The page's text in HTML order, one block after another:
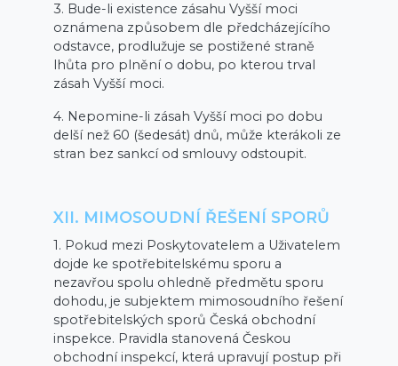
3. Bude-li existence zásahu Vyšší moci
oznámena způsobem dle předcházejícího
odstavce, prodlužuje se postižené straně
lhůta pro plnění o dobu, po kterou trval
zásah Vyšší moci.
4. Nepomine-li zásah Vyšší moci po dobu
delší než 60 (šedesát) dnů, může kterákoli ze
stran bez sankcí od smlouvy odstoupit.
XII. MIMOSOUDNÍ ŘEŠENÍ SPORŮ
1. Pokud mezi Poskytovatelem a Uživatelem
dojde ke spotřebitelskému sporu a
nezavřou spolu ohledně předmětu sporu
dohodu, je subjektem mimosoudního řešení
spotřebitelských sporů Česká obchodní
inspekce. Pravidla stanovená Českou
obchodní inspekcí, která upravují postup při